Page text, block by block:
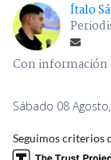
Ítalo
Con información
Sábado 08
Seguimos criterios